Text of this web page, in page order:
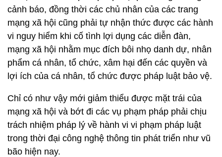
cảnh báo, đồng thời các chủ nhân của các trang
mạng xã hội cũng phải tự nhận thức được các hành
vi nguy hiểm khi cố tình lợi dụng các diễn đàn,
mạng xã hội nhằm mục đích bôi nhọ danh dự, nhân
phẩm cá nhân, tổ chức, xâm hại đến các quyền và
lợi ích của cá nhân, tổ chức được pháp luật bảo vệ.
Chỉ có như vậy mới giảm thiểu được mặt trái của
mạng xã hội và bớt đi các vụ phạm pháp phải chịu
trách nhiệm pháp lý về hành vi vi phạm pháp luật
trong thời đại công nghệ thông tin phát triển như vũ
bão hiện nay.